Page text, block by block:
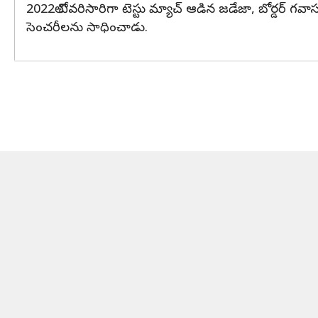
2022లో చివరిసారిగా టెస్టు మ్యాచ్ ఆడిన జడేజా, బోర్డర్
సెంచరీలను సాధించాడు.